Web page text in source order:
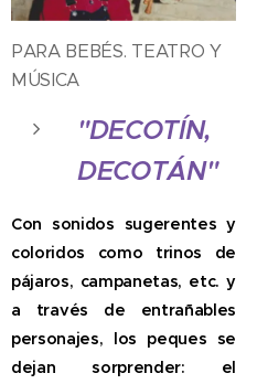
PARA BEBÉS. TEATRO Y
MÚSICA
"DECOTÍN,
DECOTÁN"
Con sonidos sugerentes y
coloridos como trinos de
pájaros, campanetas, etc. y
a través de entrañables
personajes, los peques se
dejan sorprender: el